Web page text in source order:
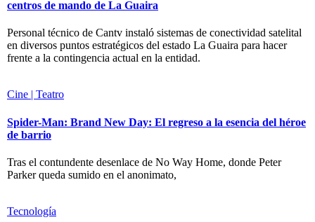
centros de mando de La Guaira
Personal técnico de Cantv instaló sistemas de conectividad satelital
en diversos puntos estratégicos del estado La Guaira para hacer
frente a la contingencia actual en la entidad.
Cine | Teatro
Spider-Man: Brand New Day: El regreso a la esencia del héroe
de barrio
Tras el contundente desenlace de No Way Home, donde Peter
Parker queda sumido en el anonimato,
Tecnología